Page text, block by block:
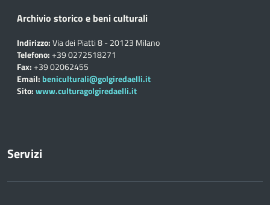
Archivio storico e beni culturali
Indirizzo:Via dei Piatti 8 - 20123 Milano
Telefono:+39 0272518271
Fax:+39 02062455
Email: beniculturali@golgiredaelli.it
Sito:www.culturagolgiredaelli.it
Servizi